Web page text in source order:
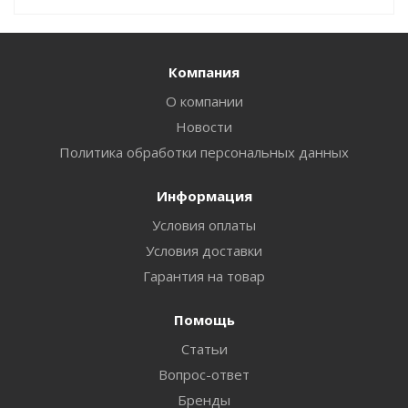
Компания
О компании
Новости
Политика обработки персональных данных
Информация
Условия оплаты
Условия доставки
Гарантия на товар
Помощь
Статьи
Вопрос-ответ
Бренды